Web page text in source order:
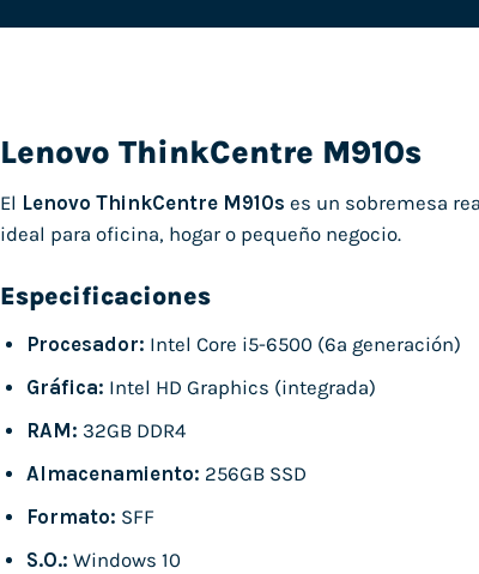
Lenovo ThinkCentre M910s
El Lenovo ThinkCentre M910s es un sobremesa
ideal para oficina, hogar o pequeño negocio.
Especificaciones
Procesador: Intel Core i5-6500 (6ª generación)
Gráfica: Intel HD Graphics (integrada)
RAM: 32GB DDR4
Almacenamiento: 256GB SSD
Formato: SFF
S.O.: Windows 10